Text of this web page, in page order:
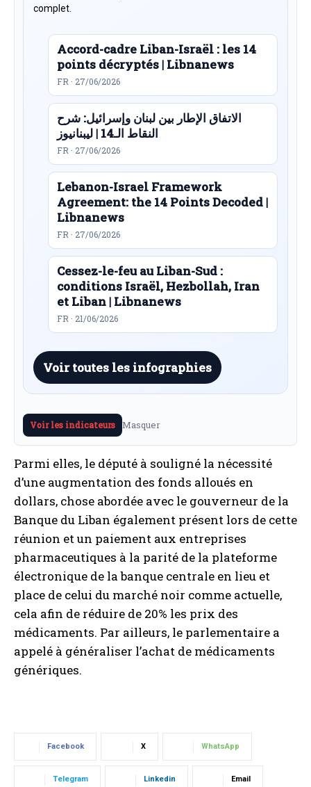
complet.
Accord-cadre Liban-Israël : les 14
points décryptés | Libnanews
FR · 27/06/2026
الاتفاق الإطار بين لبنان وإسرائيل: شرح
النقاط الـ14 | ليبنانيوز
FR · 27/06/2026
Lebanon-Israel Framework
Agreement: the 14 Points Decoded |
Libnanews
FR · 27/06/2026
Cessez-le-feu au Liban-Sud :
conditions Israël, Hezbollah, Iran
et Liban | Libnanews
FR · 21/06/2026
Voir toutes les infographies
Voir les indicateurs Masquer
Parmi elles, le député à souligné la nécessité
d’une augmentation des fonds alloués en
dollars, chose abordée avec le gouverneur de la
Banque du Liban également présent lors de cette
réunion et un paiement aux entreprises
pharmaceutiques à la parité de la plateforme
électronique de la banque centrale en lieu et
place de celui du marché noir comme actuelle,
cela afin de réduire de 20% les prix des
médicaments. Par ailleurs, le parlementaire a
appelé à généraliser l’achat de médicaments
génériques.
Facebook X WhatsApp
Telegram Linkedin Email